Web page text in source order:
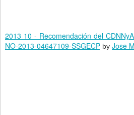
2013 10 - Recomendación del
NO-2013-04647109-SSGECP by Jose